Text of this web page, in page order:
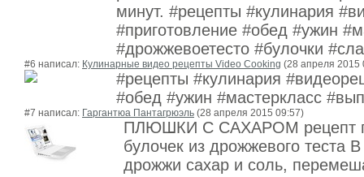
минут. #рецепты #кулинария
#приготовление #обед #ужин
#дрожжевоетесто #булочки
#6 написал: Кулинарные видео рецепты Video Cooking (28 апреля 2015
#рецепты #кулинария
#обед #ужин #мастеркласс
#7 написал: Гаргантюа Пантагрюэль (28 апреля 2015 09:57)
ПЛЮШКИ С САХАРОМ рецепт
булочек из дрожжевого теста
дрожжи сахар и соль,